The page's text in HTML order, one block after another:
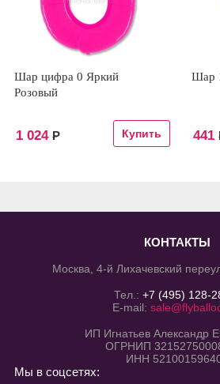
Шар цифра 0 Яркий
Розовый
1 024 Р
Шар
441
КОНТАКТЫ
Москва, 4-й Лихачевский
Тел.: +7 (495) 128-
E-mail:
ИП Игнатьев Александр
ОГРНИП
ИНН
Мы в соцсетях: